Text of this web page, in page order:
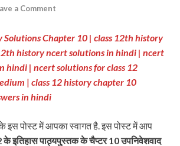
a Comment
Solutions Chapter 10 | class 12th history
history ncert solutions in hindi | ncert
hindi | ncert solutions for class 12
| class 12 history chapter 10
in hindi
इस पोस्ट में आपका स्वागत है. इस पोस्ट में आप
के इतिहास पाठ्यपुस्तकके चैप्टर 10उपनिवेशवाद